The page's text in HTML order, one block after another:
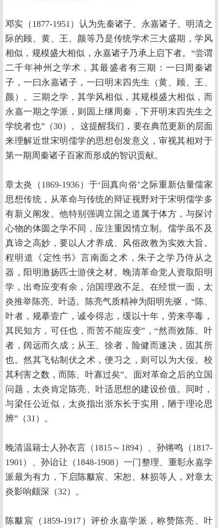
邓实（1877-1951）认为先秦诸子、永嘉诸子、明清之
际的顾、黄、王、颜等乃是传统学术三大盛期，学风
相似，规模盛大相似，永嘉诸子乃承上启下者。“尝谓
二千年神州之学术，其最盛者有三期：一曰周秦诸
子，一曰永嘉诸子，一曰明末四先生（黄、顾、王、
颜）。三期之学，其学风相似，其规模盛大相似，而
永嘉一期之学派，则固上继周秦，下开明末四先生之
学统者也”（30）。这提醒我们，要在典范更新的层面
来理解近世宋明儒学的思想创发意义，审视其相对于
第一期周秦诸子百家而形成的智识贡献。
章太炎（1869-1936）于‘回真向俗’之际重新估量儒家
思想传统，从革命与传统的辩证视野对于宋明儒学多
有新义阐发。他特别强调立国之道属于体方，与探讨
心物的体圆之学不同，应注重因情立制。儒学虽不及
真谛之高妙，要以人才养成、风俗政教为实效大旨。
程明道《定性书》言南面之术，朱子之学乃侍从之
器，阳明激扬匹士游侠之材。晚清革命党人资取阳明
学，出奇应变有余，治国理政不足。在经世一面，太
炎推举陈亮、叶适。陈亮气质精神为阳明先驱，“陈、
叶者，规摹壹广，诚令得志，缓以十年，劳来亭毒，
其民知方，可任也，而苦不能应变”，“然而效陈、叶
者，阔远而久成；从王、徐者，险健而速决，固其所
也。然其飞钻制伏之术，便习之，则可以为大佞。校
其利害之数，而陈、叶寡过矣”。面对革命之后的立国
问题，太炎肯定陈亮、叶适思想的建设价值。同时，
与梁任公近似，太炎指出浙东长于实用，陋于理论思
辨”（31）。
晚清温籍士人孙衣言（1815～1894）、孙锵鸣（1817-
1901）、孙诒让（1848-1908）一门整理、重彰永嘉学
派最为有力，下启陈黻宸、宋恕、林损等人，对章太
炎影响颇深（32）。
陈黻宸（1859-1917）评价永嘉学派，称赞陈亮、叶